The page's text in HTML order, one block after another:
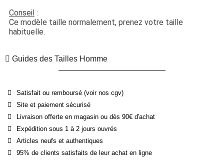
Conseil :
Ce modèle taille normalement, prenez votre taille
habituelle.
Guides des Tailles Homme
Satisfait ou remboursé (voir nos cgv)
Site et paiement sécurisé
Livraison offerte en magasin ou dès 90€ d'achat
Expédition sous 1 à 2 jours ouvrés
Articles neufs et authentiques
95% de clients satisfaits de leur achat en ligne